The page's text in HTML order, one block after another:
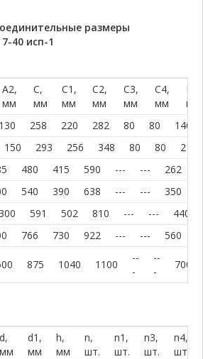
размеры
40 исп-1
A2,
мм
C,
мм
C1,
мм
C2,
мм
C3,
мм
C4,
мм
D,
мм
130 258 220 282 80 80
140
150 293 256 348 80 80
215
480 415 590 --- --- 262
540 390 638 --- --- 350
300 591 502 810 --- ---
440
766 730 922 --- --- 560
875 1040 1100
--
-
--
-
700
d,
мм
d1,
мм
h,
мм
n,
шт.
n1,
шт.
n3,
шт.
n4,
шт.